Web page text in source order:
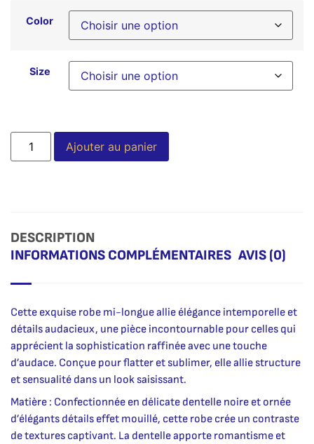
Color
Size
Ajouter au panier
DESCRIPTION
INFORMATIONS COMPLÉMENTAIRES AVIS (0)
Cette exquise robe mi-longue allie élégance intemporelle et
détails audacieux, une pièce incontournable pour celles qui
apprécient la sophistication raffinée avec une touche
d’audace. Conçue pour flatter et sublimer, elle allie structure
et sensualité dans un look saisissant.
Matière : Confectionnée en délicate dentelle noire et ornée
d’élégants détails effet mouillé, cette robe crée un contraste
de textures captivant. La dentelle apporte romantisme et